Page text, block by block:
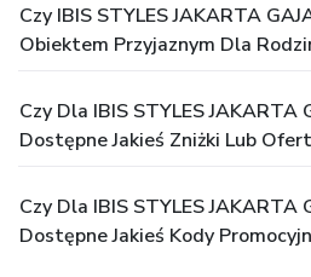
Czy IBIS STYLES JAKARTA
Obiektem Przyjaznym Dla
Czy Dla IBIS STYLES JAKARTA
Dostępne Jakieś Zniżki Lub
Czy Dla IBIS STYLES JAKARTA
Dostępne Jakieś Kody